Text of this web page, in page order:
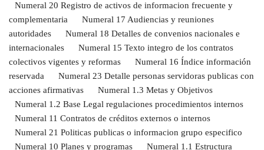
Numeral 20 Registro de activos de informacion frecuente y
complementaria
Numeral 17 Audiencias y reuniones
autoridades
Numeral 18 Detalles de convenios nacionales e
internacionales
Numeral 15 Texto integro de los contratos
colectivos vigentes y reformas
Numeral 16 Índice información
reservada
Numeral 23 Detalle personas servidoras publicas con
acciones afirmativas
Numeral 1.3 Metas y Objetivos
Numeral 1.2 Base Legal regulaciones procedimientos internos
Numeral 11 Contratos de créditos externos o internos
Numeral 21 Politicas publicas o informacion grupo especifico
Numeral 10 Planes y programas
Numeral 1.1 Estructura